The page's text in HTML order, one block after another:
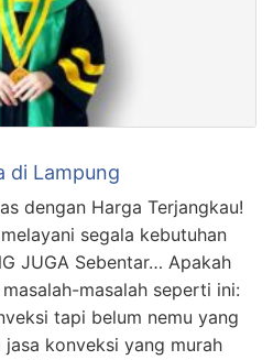
di Lampung
dengan Harga Terjangkau!
segala kebutuhan
JUGA Sebentar… Apakah
masalah seperti ini:
tapi belum nemu yang
konveksi yang murah